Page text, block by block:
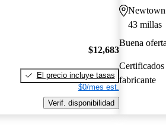
$12,683
El precio incluye tasas
$0/mes est.
Verif. disponibilidad
Newtown
43 millas
Buena oferta
Certificados
fabricante